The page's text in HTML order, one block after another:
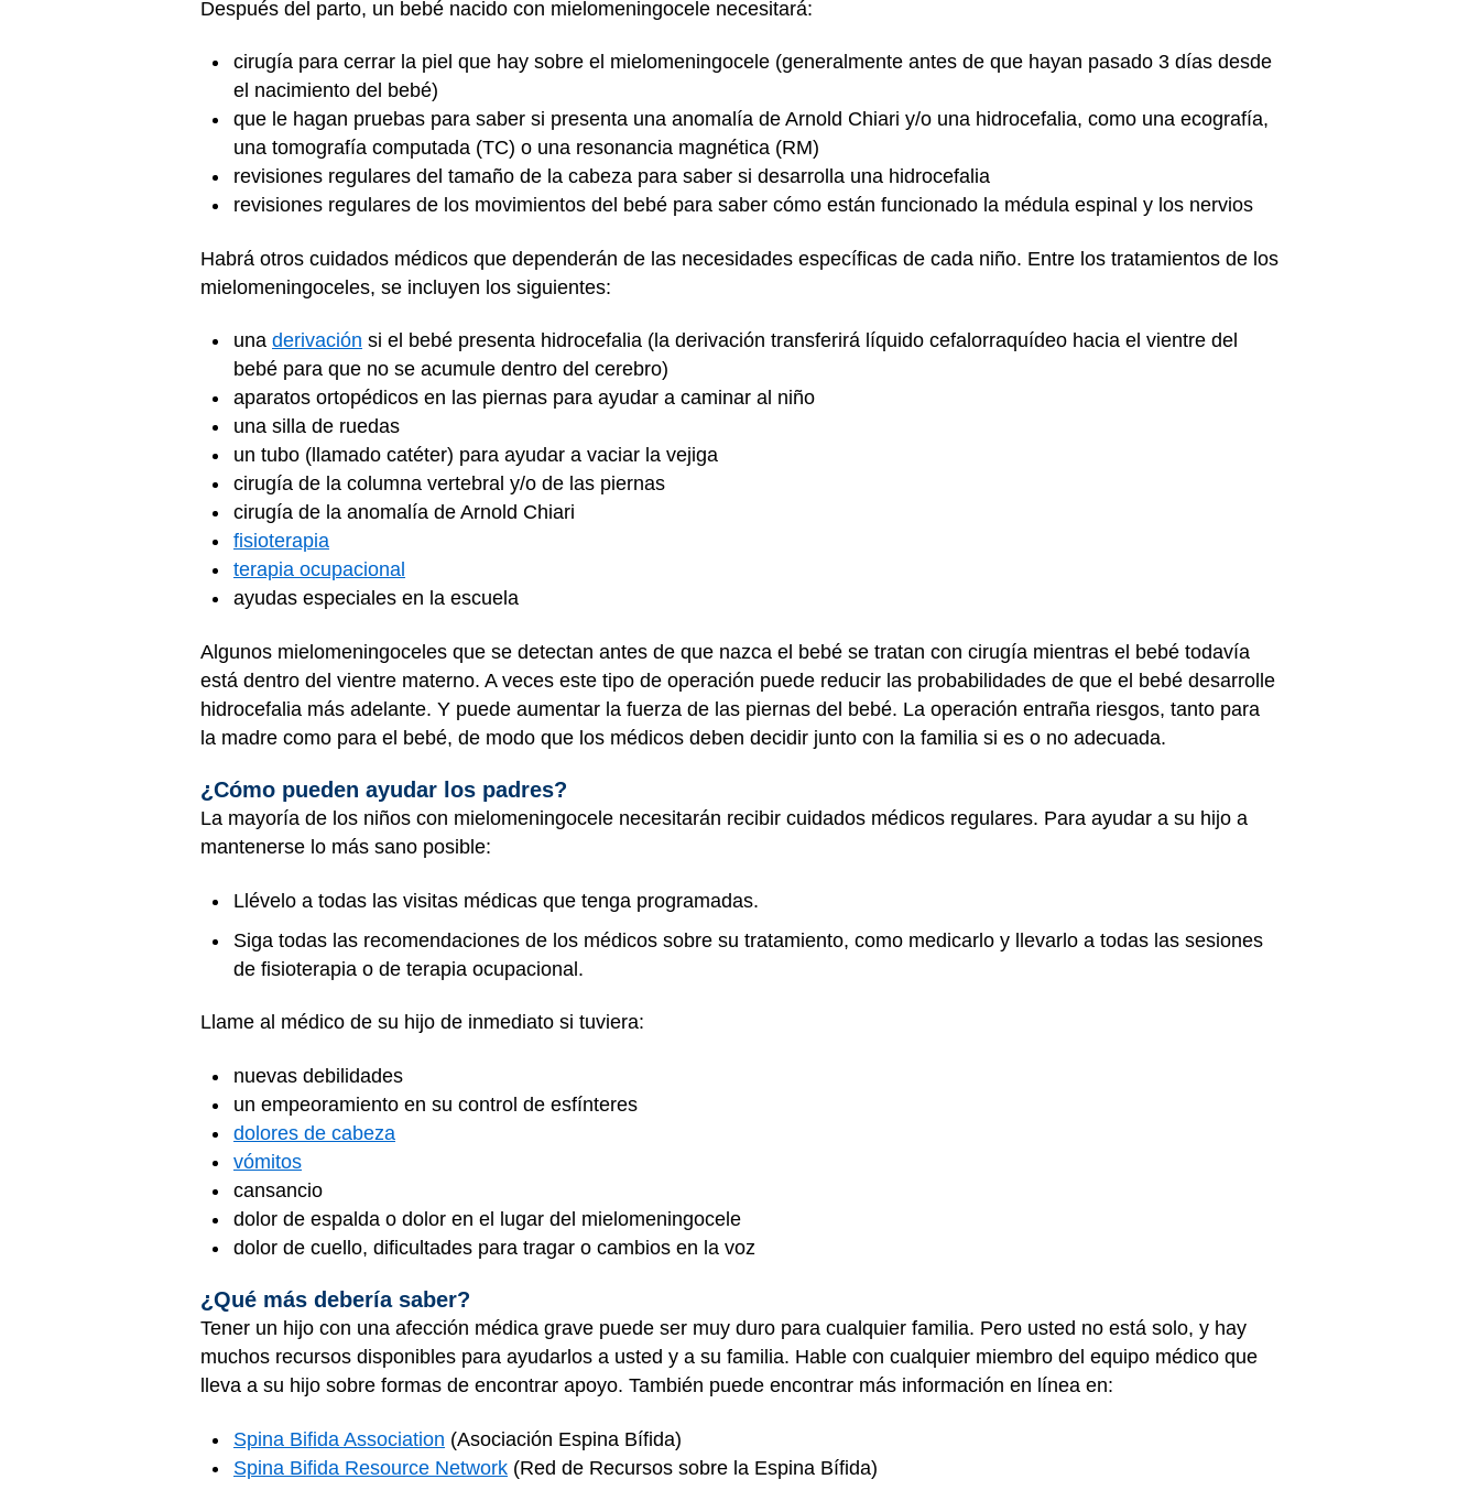
Después del parto, un bebé nacido con mielomeningocele necesitará:
cirugía para cerrar la piel que hay sobre el mielomeningocele (generalmente antes de que hayan pasado 3 días desde
el nacimiento del bebé)
que le hagan pruebas para saber si presenta una anomalía de Arnold Chiari y/o una hidrocefalia, como una ecografía,
una tomografía computada (TC) o una resonancia magnética (RM)
revisiones regulares del tamaño de la cabeza para saber si desarrolla una hidrocefalia
revisiones regulares de los movimientos del bebé para saber cómo están funcionado la médula espinal y los nervios
Habrá otros cuidados médicos que dependerán de las necesidades específicas de cada niño. Entre los tratamientos de los
mielomeningoceles, se incluyen los siguientes:
una derivación si el bebé presenta hidrocefalia (la derivación transferirá líquido cefalorraquídeo hacia el vientre del
bebé para que no se acumule dentro del cerebro)
aparatos ortopédicos en las piernas para ayudar a caminar al niño
una silla de ruedas
un tubo (llamado catéter) para ayudar a vaciar la vejiga
cirugía de la columna vertebral y/o de las piernas
cirugía de la anomalía de Arnold Chiari
fisioterapia
terapia ocupacional
ayudas especiales en la escuela
Algunos mielomeningoceles que se detectan antes de que nazca el bebé se tratan con cirugía mientras el bebé todavía
está dentro del vientre materno. A veces este tipo de operación puede reducir las probabilidades de que el bebé desarrolle
hidrocefalia más adelante. Y puede aumentar la fuerza de las piernas del bebé. La operación entraña riesgos, tanto para
la madre como para el bebé, de modo que los médicos deben decidir junto con la familia si es o no adecuada.
¿Cómo pueden ayudar los padres?
La mayoría de los niños con mielomeningocele necesitarán recibir cuidados médicos regulares. Para ayudar a su hijo a
mantenerse lo más sano posible:
Llévelo a todas las visitas médicas que tenga programadas.
Siga todas las recomendaciones de los médicos sobre su tratamiento, como medicarlo y llevarlo a todas las sesiones
de fisioterapia o de terapia ocupacional.
Llame al médico de su hijo de inmediato si tuviera:
nuevas debilidades
un empeoramiento en su control de esfínteres
dolores de cabeza
vómitos
cansancio
dolor de espalda o dolor en el lugar del mielomeningocele
dolor de cuello, dificultades para tragar o cambios en la voz
¿Qué más debería saber?
Tener un hijo con una afección médica grave puede ser muy duro para cualquier familia. Pero usted no está solo, y hay
muchos recursos disponibles para ayudarlos a usted y a su familia. Hable con cualquier miembro del equipo médico que
lleva a su hijo sobre formas de encontrar apoyo. También puede encontrar más información en línea en:
Spina Bifida Association (Asociación Espina Bífida)
Spina Bifida Resource Network (Red de Recursos sobre la Espina Bífida)